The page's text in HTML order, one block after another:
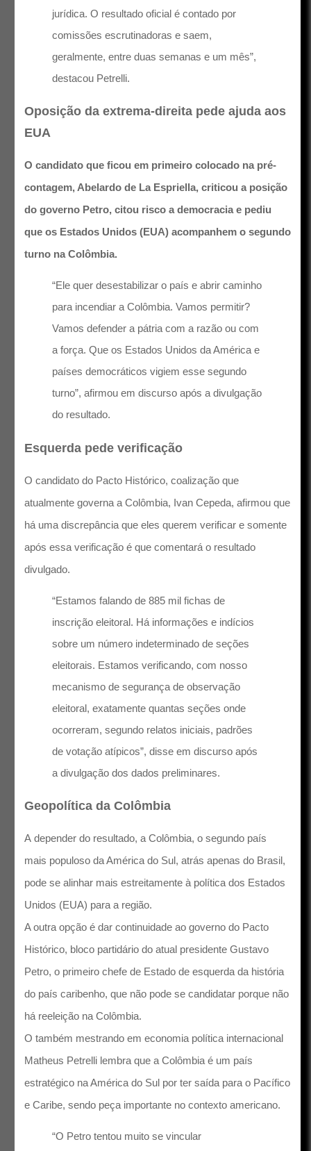
jurídica. O resultado oficial é contado por
comissões escrutinadoras e saem,
geralmente, entre duas semanas e um mês”,
destacou Petrelli.
Oposição da extrema-direita pede ajuda aos
EUA
O candidato que ficou em primeiro colocado na pré-
contagem, Abelardo de La Espriella, criticou a posição
do governo Petro, citou risco a democracia e pediu
que os Estados Unidos (EUA) acompanhem o segundo
turno na Colômbia.
“Ele quer desestabilizar o país e abrir caminho
para incendiar a Colômbia. Vamos permitir?
Vamos defender a pátria com a razão ou com
a força. Que os Estados Unidos da América e
países democráticos vigiem esse segundo
turno”, afirmou em discurso após a divulgação
do resultado.
Esquerda pede verificação
O candidato do Pacto Histórico, coalização que
atualmente governa a Colômbia, Ivan Cepeda, afirmou que
há uma discrepância que eles querem verificar e somente
após essa verificação é que comentará o resultado
divulgado.
“Estamos falando de 885 mil fichas de
inscrição eleitoral. Há informações e indícios
sobre um número indeterminado de seções
eleitorais. Estamos verificando, com nosso
mecanismo de segurança de observação
eleitoral, exatamente quantas seções onde
ocorreram, segundo relatos iniciais, padrões
de votação atípicos”, disse em discurso após
a divulgação dos dados preliminares.
Geopolítica da Colômbia
A depender do resultado, a Colômbia, o segundo país
mais populoso da América do Sul, atrás apenas do Brasil,
pode se alinhar mais estreitamente à política dos Estados
Unidos (EUA) para a região.
A outra opção é dar continuidade ao governo do Pacto
Histórico, bloco partidário do atual presidente Gustavo
Petro, o primeiro chefe de Estado de esquerda da história
do país caribenho, que não pode se candidatar porque não
há reeleição na Colômbia.
O também mestrando em economia política internacional
Matheus Petrelli lembra que a Colômbia é um país
estratégico na América do Sul por ter saída para o Pacífico
e Caribe, sendo peça importante no contexto americano.
“O Petro tentou muito se vincular